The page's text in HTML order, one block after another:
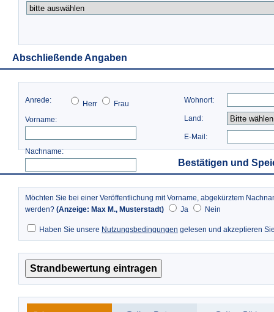
Abschließende Angaben
Anrede: Herr
Frau
Vorname:
Nachname:
Wohnort:
Land:
E-Mail:
Bestätigen und
Möchten Sie bei einer Veröffentlichung mit Vorname, abgekürztem
werden? (Anzeige: Max M., Musterstadt) Ja Nein
Haben Sie unsere Nutzungsbedingungen gelesen und akzeptieren